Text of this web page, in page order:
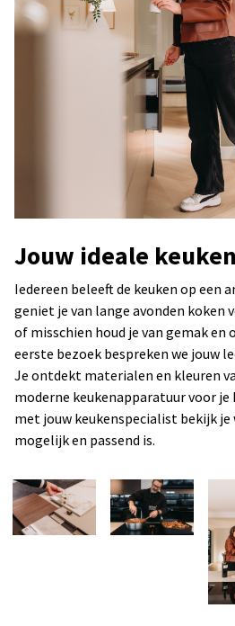
Jouw ideale keuken
Iedereen beleeft de keuken op een
geniet je van lange avonden koken
of misschien houd je van gemak en
eerste bezoek bespreken we jouw
Je ontdekt materialen en kleuren
moderne keukenapparatuur voor je
met jouw keukenspecialist bekijk
mogelijk en passend is.